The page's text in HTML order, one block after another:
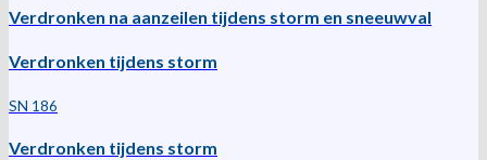
Verdronken na aanzeilen tijdens storm en sneeuwval
Verdronken tijdens storm
SN 186
Verdronken tijdens storm